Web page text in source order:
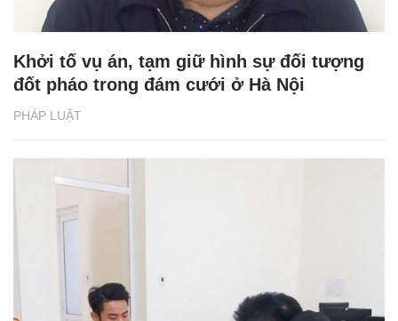
PHÁP LUẬT
Khởi tố vụ án, tạm giữ hình sự đối tượng
đốt pháo trong đám cưới ở Hà Nội